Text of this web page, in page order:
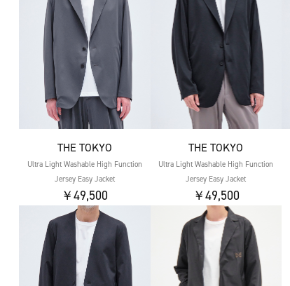
THE TOKYO
Ultra Light Washable High Function
Jersey Easy Jacket
￥49,500
THE TOKYO
Ultra Light Washable High Function
Jersey Easy Jacket
￥49,500